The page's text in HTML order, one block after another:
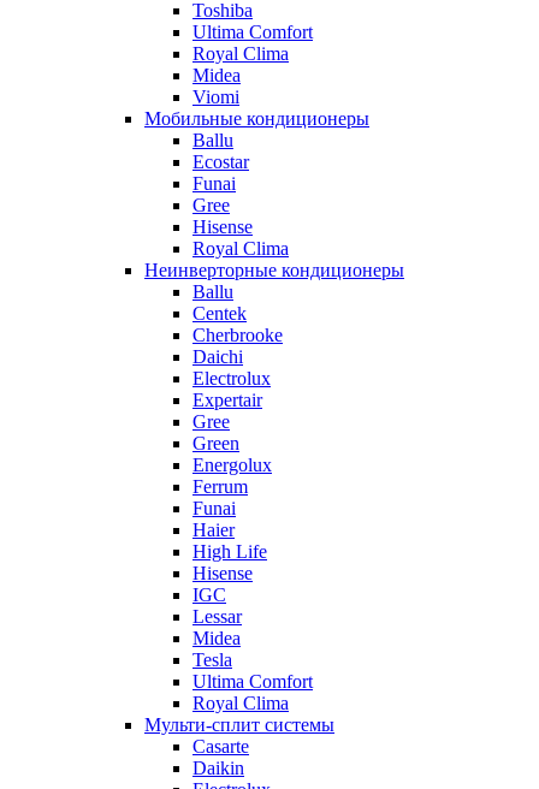
Toshiba
Ultima Comfort
Royal Clima
Midea
Viomi
Мобильные кондиционеры
Ballu
Ecostar
Funai
Gree
Hisense
Royal Clima
Неинверторные кондиционеры
Ballu
Centek
Cherbrooke
Daichi
Electrolux
Expertair
Gree
Green
Energolux
Ferrum
Funai
Haier
High Life
Hisense
IGC
Lessar
Midea
Tesla
Ultima Comfort
Royal Clima
Мульти-сплит системы
Casarte
Daikin